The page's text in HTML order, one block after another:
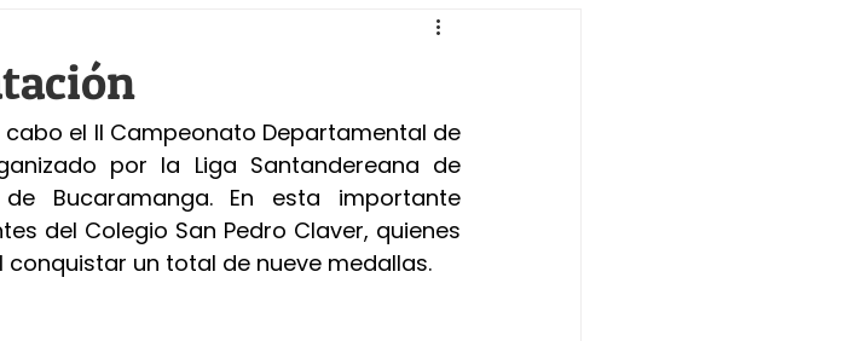
el II Campeonato Departamental de
por la Liga Santandereana de
Bucaramanga. En esta importante
del Colegio San Pedro Claver, quienes
un total de nueve medallas.